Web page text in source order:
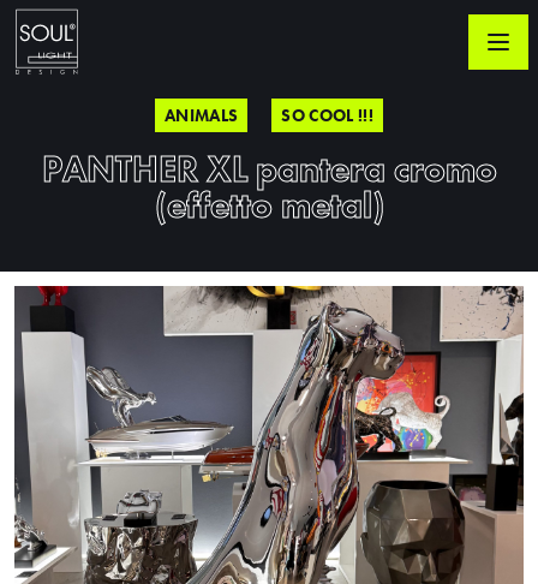
ANIMALS SO COOL !!!
PANTHER XL pantera cromo
(effetto metal)